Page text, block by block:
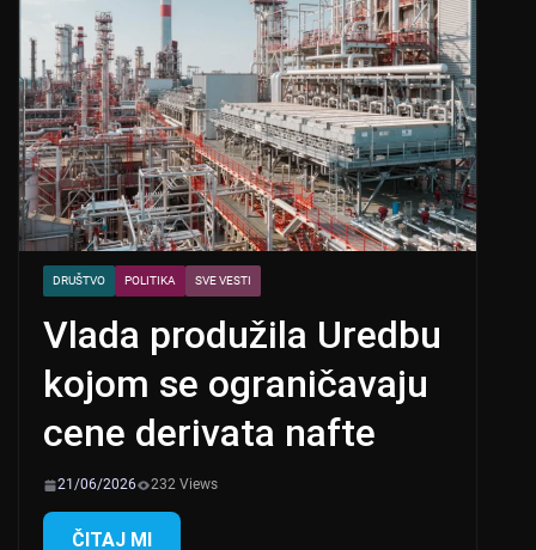
DRUŠTVO POLITIKA SVE VESTI
Vlada produžila Uredbu
kojom se ograničavaju
cene derivata nafte
21/06/2026 232 Views
ČITAJ MI